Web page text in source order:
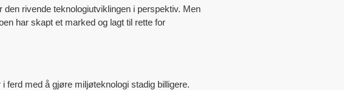
rivende teknologiutviklingen i perspektiv. Men
har skapt et marked og lagt til rette for
ferd med å gjøre miljøteknologi stadig billigere.